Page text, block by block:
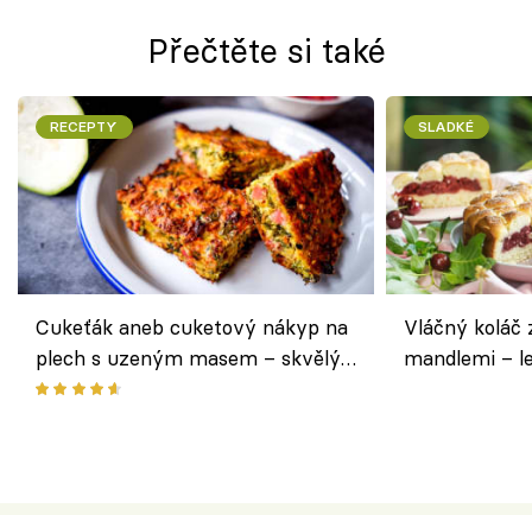
Přečtěte si také
RECEPTY
Cukeťák aneb cuketový nákyp na
plech s uzeným masem – skvělý
způsob, jak zpracovat přerostlé
SLADKÉ
Vláčný koláč
mandlemi –